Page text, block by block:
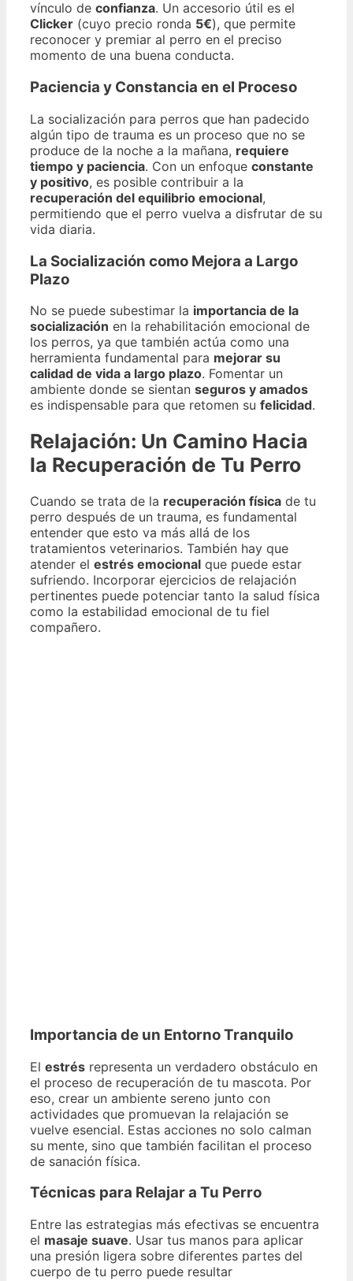
vínculo de confianza. Un accesorio útil es el
Clicker (cuyo precio ronda 5€), que permite
reconocer y premiar al perro en el preciso
momento de una buena conducta.
Paciencia y Constancia en el Proceso
La socialización para perros que han padecido
algún tipo de trauma es un proceso que no se
produce de la noche a la mañana, requiere
tiempo y paciencia. Con un enfoque constante
y positivo, es posible contribuir a la
recuperación del equilibrio emocional,
permitiendo que el perro vuelva a disfrutar de su
vida diaria.
La Socialización como Mejora a Largo
Plazo
No se puede subestimar la importancia de la
socialización en la rehabilitación emocional de
los perros, ya que también actúa como una
herramienta fundamental para mejorar su
calidad de vida a largo plazo. Fomentar un
ambiente donde se sientan seguros y amados
es indispensable para que retomen su felicidad.
Relajación: Un Camino Hacia
la Recuperación de Tu Perro
Cuando se trata de la recuperación física de tu
perro después de un trauma, es fundamental
entender que esto va más allá de los
tratamientos veterinarios. También hay que
atender el estrés emocional que puede estar
sufriendo. Incorporar ejercicios de relajación
pertinentes puede potenciar tanto la salud física
como la estabilidad emocional de tu fiel
compañero.
Importancia de un Entorno Tranquilo
El estrés representa un verdadero obstáculo en
el proceso de recuperación de tu mascota. Por
eso, crear un ambiente sereno junto con
actividades que promuevan la relajación se
vuelve esencial. Estas acciones no solo calman
su mente, sino que también facilitan el proceso
de sanación física.
Técnicas para Relajar a Tu Perro
Entre las estrategias más efectivas se encuentra
el masaje suave. Usar tus manos para aplicar
una presión ligera sobre diferentes partes del
cuerpo de tu perro puede resultar